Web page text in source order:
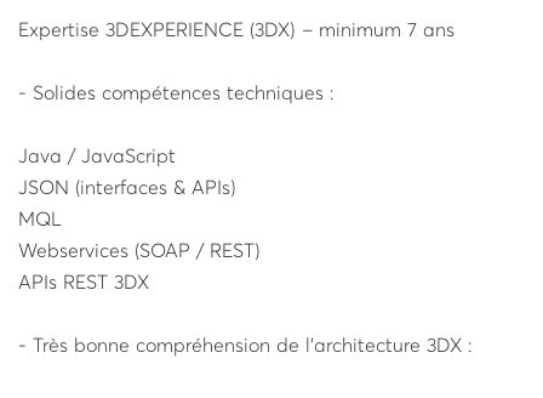
Expertise 3DEXPERIENCE (3DX) – minimum 7 ans
- Solides compétences techniques :
Java / JavaScript
JSON (interfaces & APIs)
MQL
Webservices (SOAP / REST)
APIs REST 3DX
- Très bonne compréhension de l’architecture 3DX :